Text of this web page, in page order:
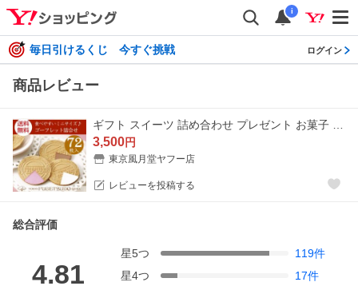
i
毎日引けるくじ 今すぐ挑戦 ログイン
商品レビュー
3,500円
東京風月堂ヤフー店
レビューを投稿する
総合評価
4.81
星5つ 119件
星4つ 17件